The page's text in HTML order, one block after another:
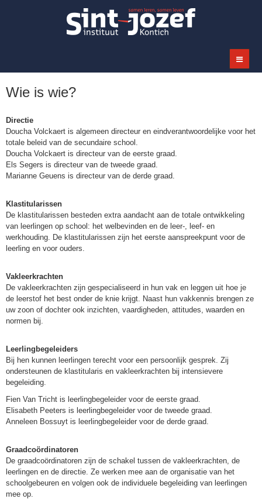
Wie is wie?
Directie
Doucha Volckaert is algemeen directeur en eindverantwoordelijke voor het
totale beleid van de secundaire school.
Doucha Volckaert is directeur van de eerste graad.
Els Segers is directeur van de tweede graad.
Marianne Geuens is directeur van de derde graad.
Klastitularissen
De klastitularissen besteden extra aandacht aan de totale ontwikkeling
van leerlingen op school: het welbevinden en de leer-, leef- en
werkhouding. De klastitularissen zijn het eerste aanspreekpunt voor de
leerling en voor ouders.
Vakleerkrachten
De vakleerkrachten zijn gespecialiseerd in hun vak en leggen uit hoe je
de leerstof het best onder de knie krijgt. Naast hun vakkennis brengen ze
uw zoon of dochter ook inzichten, vaardigheden, attitudes, waarden en
normen bij.
Leerlingbegeleiders
Bij hen kunnen leerlingen terecht voor een persoonlijk gesprek. Zij
ondersteunen de klastitularis en vakleerkrachten bij intensievere
begeleiding.
Fien Van Tricht is leerlingbegeleider voor de eerste graad.
Elisabeth Peeters is leerlingbegeleider voor de tweede graad.
Anneleen Bossuyt is leerlingbegeleider voor de derde graad.
Graadcoördinatoren
De graadcoördinatoren zijn de schakel tussen de vakleerkrachten, de
leerlingen en de directie. Ze werken mee aan de organisatie van het
schoolgebeuren en volgen ook de individuele begeleiding van leerlingen
mee op.